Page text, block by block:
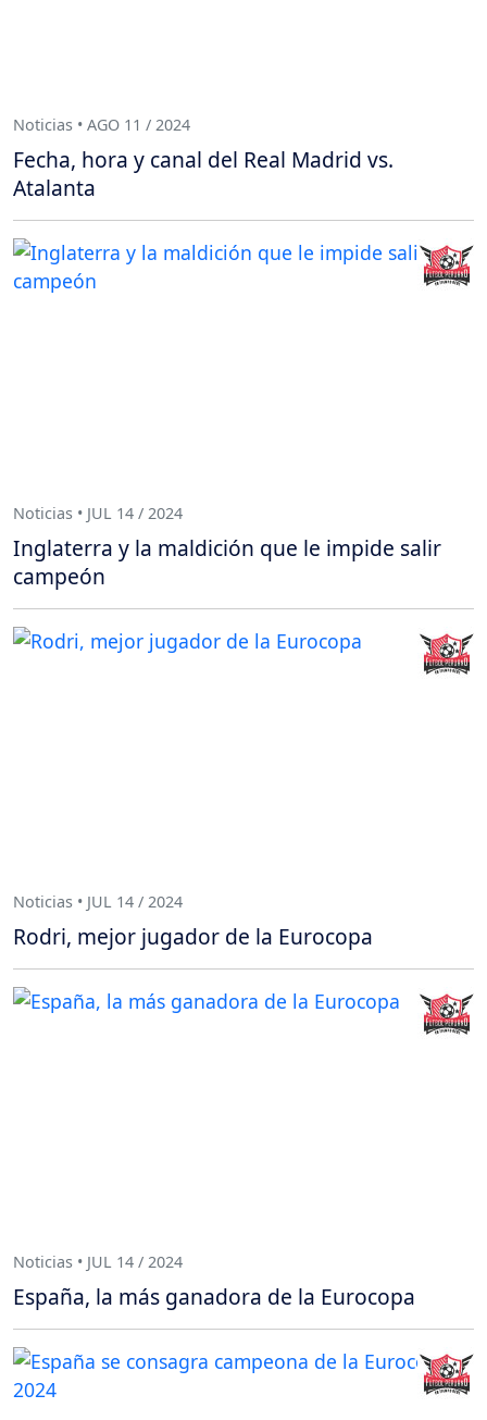
Noticias • AGO 11 / 2024
Fecha, hora y canal del Real Madrid vs.
Atalanta
Noticias • JUL 14 / 2024
Inglaterra y la maldición que le impide salir
campeón
Noticias • JUL 14 / 2024
Rodri, mejor jugador de la Eurocopa
Noticias • JUL 14 / 2024
España, la más ganadora de la Eurocopa